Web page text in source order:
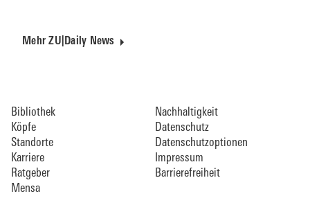
Mehr ZU|Daily News
Bibliothek
Köpfe
Standorte
Karriere
Ratgeber
Mensa
Nachhaltigkeit
Datenschutz
Datenschutzoptionen
Impressum
Barrierefreiheit